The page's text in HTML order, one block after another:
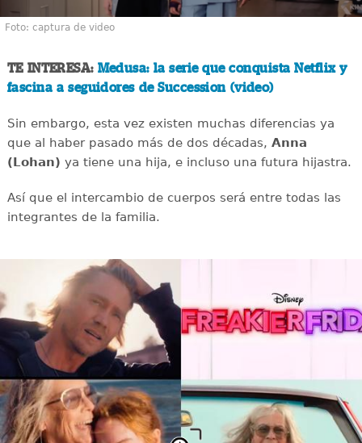
Foto: captura de video
TE INTERESA: Medusa: la serie que conquista Netflix y
fascina a seguidores de Succession (video)
Sin embargo, esta vez existen muchas diferencias ya
que al haber pasado más de dos décadas, Anna
(Lohan) ya tiene una hija, e incluso una futura hijastra.
Así que el intercambio de cuerpos será entre todas las
integrantes de la familia.